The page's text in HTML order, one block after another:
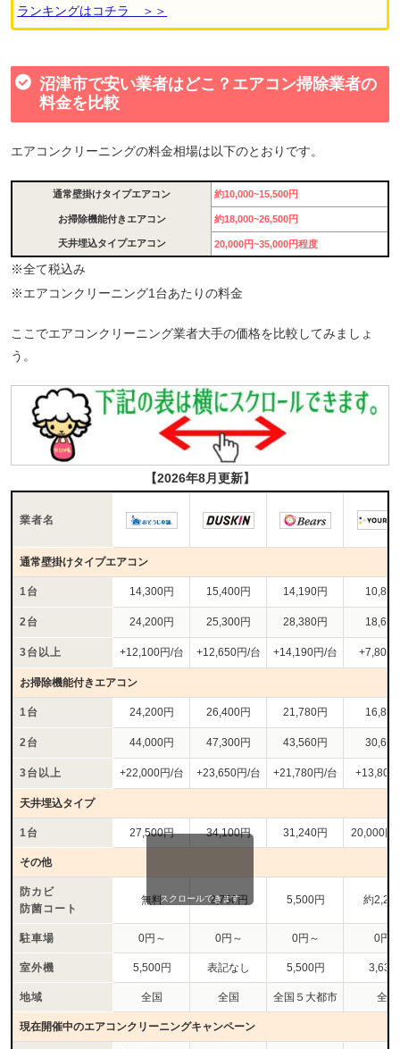
ランキングはコチラ ＞＞
沼津市で安い業者はどこ？エアコン掃除業者の
料金を比較
エアコンクリーニングの料金相場は以下のとおりです。
通常壁掛けタイプエアコン 約10,000~15,500円
お掃除機能付きエアコン 約18,000~26,500円
天井埋込タイプエアコン 20,000円~35,000円程度
※全て税込み
※エアコンクリーニング1台あたりの料金
ここでエアコンクリーニング業者大手の価格を比較してみましょ
う。
【2026年8月更新】
業者名
通常壁掛けタイプエアコン
1台 14,300円 15,400円 14,190円
2台 24,200円 25,300円 28,380円
3台以上 +12,100円/台 +12,650円/台 +14,190円/台 +7,800
お掃除機能付きエアコン
1台 24,200円 26,400円 21,780円
2台 44,000円 47,300円 43,560円
3台以上 +22,000円/台 +23,650円/台 +21,780円/台 +13,800
天井埋込タイプ
1台 27,500円 34,100円 31,240円 20,000円
その他
防カビ
防菌コート
無料 2,750円 5,500円 約
駐車場 0円～ 0円～ 0円～ 0円
室外機 5,500円 表記なし 5,500円 3,630
地域 全国 全国 全国５大都市 全国
現在開催中のエアコンクリーニングキャンペーン
スクロールできます